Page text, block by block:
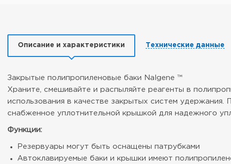
Описание и характеристики Технические данные
Закрытые полипропиленовые баки Nalgene ™
Храните, смешивайте и распыляйте реагенты в
использования в качестве закрытых систем
снабженное уплотнительной крышкой для надежного
Функции:
Резервуары могут быть оснащены патрубками
Автоклавируемые баки и крышки имеют